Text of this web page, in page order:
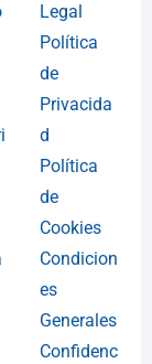
Legal
Política
de
Privacida
d
Política
de
Cookies
Condicion
es
Generales
Confidenc